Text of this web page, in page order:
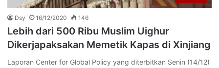
Dsy 16/12/2020 146
Lebih dari 500 Ribu Muslim Uighur
Dikerjapaksakan Memetik Kapas di Xinjiang
Laporan Center for Global Policy yang diterbitkan Senin (14/12)